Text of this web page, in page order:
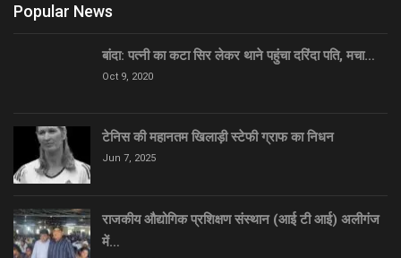
Popular News
बांदा: पत्नी का कटा सिर लेकर थाने पहुंचा दरिंदा पति, मचा…
Oct 9, 2020
टेनिस की महानतम खिलाड़ी स्टेफी ग्राफ का निधन
Jun 7, 2025
राजकीय औद्योगिक प्रशिक्षण संस्थान (आई टी आई) अलीगंज
में…